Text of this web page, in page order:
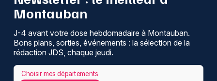
Montauban
J-4 avant votre dose hebdomadaire à Montauban.
Bons plans, sorties, événements : la sélection de la
rédaction JDS, chaque jeudi.
Choisir mes départements